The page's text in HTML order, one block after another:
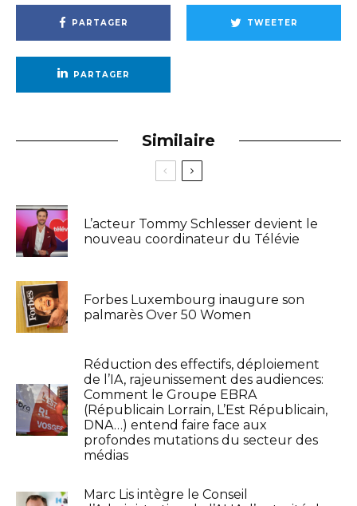
PARTAGER TWEETER
PARTAGER
Similaire
L’acteur Tommy Schlesser devient le
nouveau coordinateur du Télévie
Forbes Luxembourg inaugure son
palmarès Over 50 Women
Réduction des effectifs, déploiement
de l’IA, rajeunissement des audiences:
Comment le Groupe EBRA
(Républicain Lorrain, L’Est Républicain,
DNA…) entend faire face aux
profondes mutations du secteur des
médias
Marc Lis intègre le Conseil